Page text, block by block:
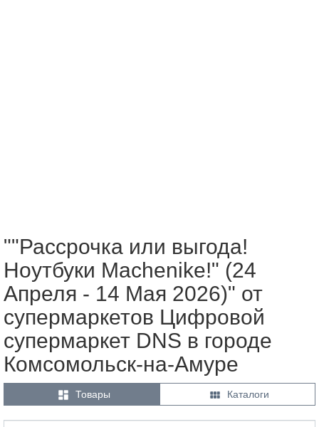
""Рассрочка или выгода!
Ноутбуки Machenike!" (24
Апреля - 14 Мая 2026)" от
супермаркетов Цифровой
супермаркет DNS в городе
Комсомольск-на-Амуре
 Товары  Каталоги